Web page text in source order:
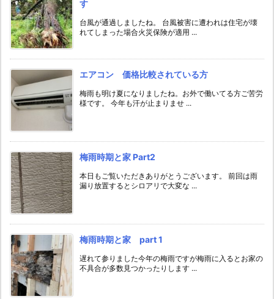
す
台風が通過しましたね。 台風被害に遭われは住宅が壊
れてしまった場合火災保険が適用 ...
エアコン 価格比較されている方
梅雨も明け夏になりましたね。お外で働いてる方ご苦労
様です。 今年も汗が止まりませ ...
梅雨時期と家 Part2
本日もご覧いただきありがとうございます。 前回は雨
漏り放置するとシロアリで大変な ...
梅雨時期と家 part 1
遅れて参りました今年の梅雨ですが梅雨に入るとお家の
不具合が多数見つかったりします ...